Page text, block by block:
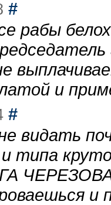
#
рабы
и
#
видать
типа